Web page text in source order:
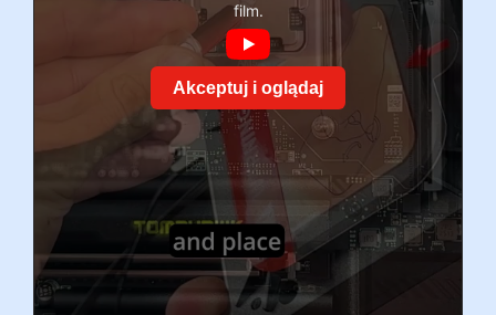
film.
Akceptuj i oglądaj